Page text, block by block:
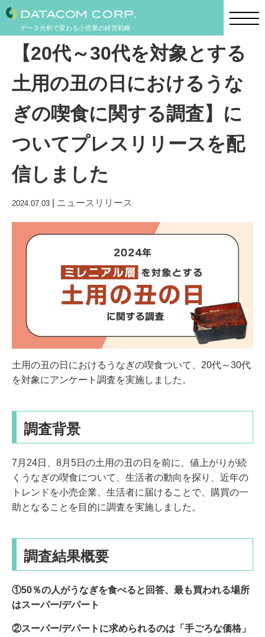
データ分析で変わる小売業の経営戦略
【20代～30代を対象とする
土用の丑の日におけるうな
ぎの喫食に関する調査】に
ついてプレスリリースを配
信しました
2024.07.03 ニュースリリース
土用の丑の日におけるうなぎの喫食ついて、20代～30代
を対象にアンケート調査を実施しました。
調査背景
7月24日、8月5日の土用の丑の日を前に、値上がりが続
くうなぎの喫食について、生活者の動向を探り、近年の
トレンドを小売企業、生活者に届けることで、購買の一
助となることを目的に調査を実施しました。
調査結果概要
①50％の人がうなぎを食べると回答、最も買われる場所
はスーパー/デパート
②スーパー/デパートに求められるのは「手ごろな価格」